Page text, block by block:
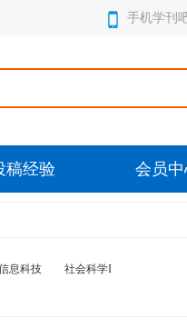
手机学刊
稿经验 会员
息科技
社会科学I